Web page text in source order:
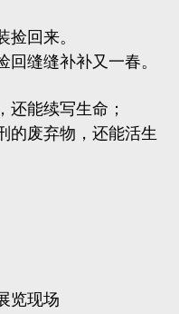
回来。
缝缝补补又一春。
还能续写生命；
的废弃物，还能活生
览现场